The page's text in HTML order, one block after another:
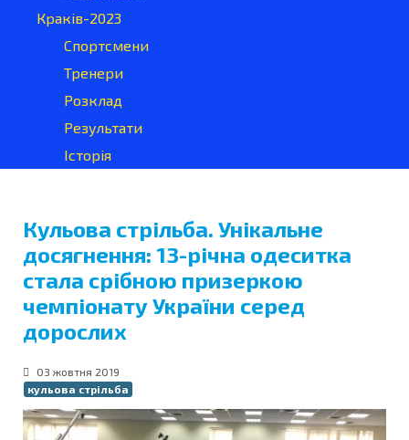
Краків-2023
Спортсмени
Тренери
Розклад
Результати
Історія
Кульова стрільба. Унікальне
досягнення: 13-річна одеситка
стала срібною призеркою
чемпіонату України серед
дорослих
03 жовтня 2019
кульова стрільба